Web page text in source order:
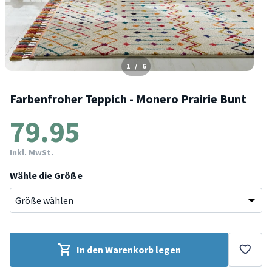
1 / 6
Farbenfroher Teppich - Monero Prairie Bunt
79.95
Inkl. MwSt.
Wähle die Größe
In den Warenkorb legen